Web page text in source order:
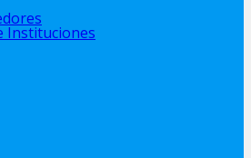
Instituciones